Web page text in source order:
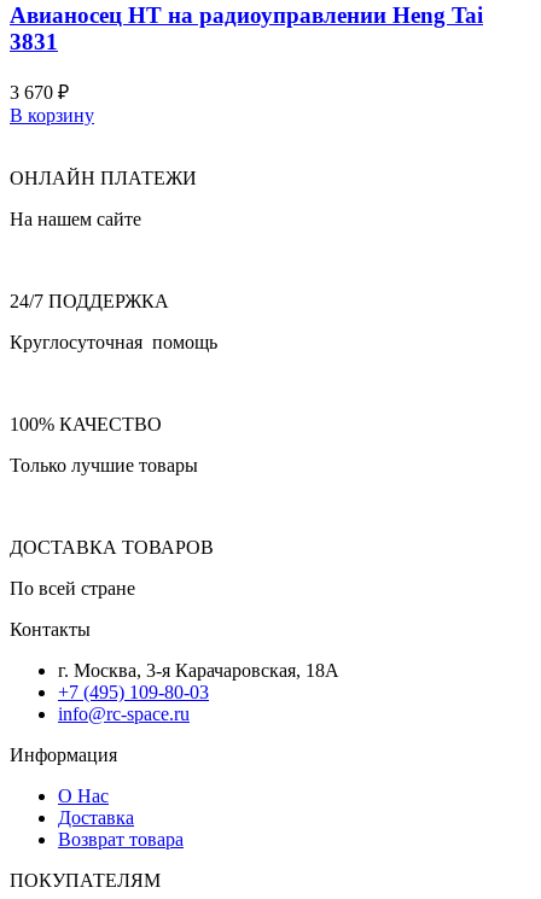
Авианосец HT на радиоуправлении Heng Tai
3831
3 670 ₽
В корзину
ОНЛАЙН ПЛАТЕЖИ
На нашем сайте
24/7 ПОДДЕРЖКА
Круглосуточная помощь
100% КАЧЕСТВО
Только лучшие товары
ДОСТАВКА ТОВАРОВ
По всей стране
Контакты
г. Москва, 3-я Карачаровская, 18А
+7 (495) 109-80-03
info@rc-space.ru
Информация
О Нас
Доставка
Возврат товара
ПОКУПАТЕЛЯМ